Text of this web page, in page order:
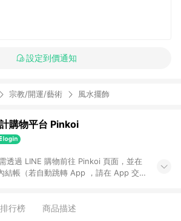
設定到價通知
宗教/開運/藝術 風水擺飾
購物平台 Pinkoi
透過 LINE 購物前往 Pinkoi 頁面，並在
結帳（若自動跳轉 App ，請在 App 交
站方優惠，例如首購優惠，P coins，
行榜 商品描述